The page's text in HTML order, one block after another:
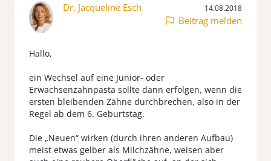
Dr. Jacqueline Esch 14.08.2018
Beitrag melden
Hallo,
ein Wechsel auf eine Junior- oder
Erwachsenzahnpasta sollte dann erfolgen, wenn die
ersten bleibenden Zähne durchbrechen, also in der
Regel ab dem 6. Geburtstag.
Die „Neuen“ wirken (durch ihren anderen Aufbau)
meist etwas gelber als Milchzähne, weisen aber